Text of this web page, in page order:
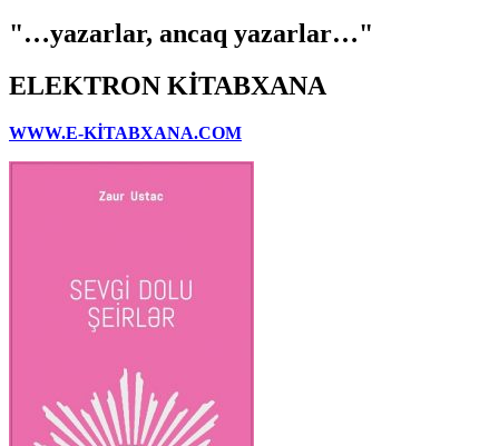
"…yazarlar, ancaq yazarlar…"
ELEKTRON KİTABXANA
WWW.E-KİTABXANA.COM